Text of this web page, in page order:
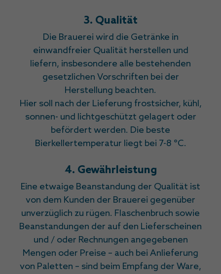
3. Qualität
Die Brauerei wird die Getränke in
einwandfreier Qualität herstellen und
liefern, insbesondere alle bestehenden
gesetzlichen Vorschriften bei der
Herstellung beachten.
Hier soll nach der Lieferung frostsicher, kühl,
sonnen- und lichtgeschützt gelagert oder
befördert werden. Die beste
Bierkellertemperatur liegt bei 7-8 °C.
4. Gewährleistung
Eine etwaige Beanstandung der Qualität ist
von dem Kunden der Brauerei gegenüber
unverzüglich zu rügen. Flaschenbruch sowie
Beanstandungen der auf den Lieferscheinen
und / oder Rechnungen angegebenen
Mengen oder Preise – auch bei Anlieferung
von Paletten – sind beim Empfang der Ware,